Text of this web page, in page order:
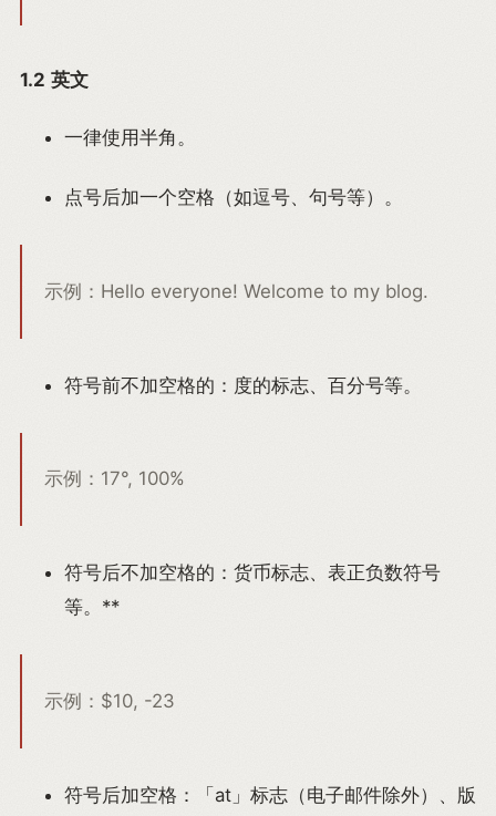
1.2 英文
一律使用半角。
点号后加一个空格（如逗号、句号等）。
示例：Hello everyone! Welcome to my blog.
符号前不加空格的：度的标志、百分号等。
示例：17°, 100%
符号后不加空格的：货币标志、表正负数符号
等。**
示例：$10, -23
符号后加空格：「at」标志（电子邮件除外）、版